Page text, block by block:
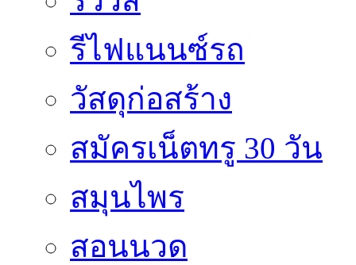
รีไฟแนนซ์รถ
วัสดุก่อสร้าง
สมัครเน็ตทรู 30 วัน
สมุนไพร
สอนนวด